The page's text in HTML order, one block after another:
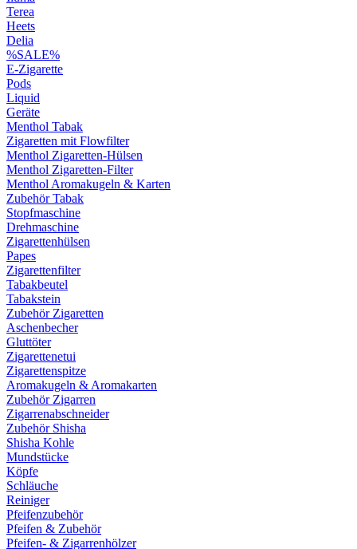
Terea
Heets
Delia
%SALE%
E-Zigarette
Pods
Liquid
Geräte
Menthol Tabak
Zigaretten mit Flowfilter
Menthol Zigaretten-Hülsen
Menthol Zigaretten-Filter
Menthol Aromakugeln & Karten
Zubehör Tabak
Stopfmaschine
Drehmaschine
Zigarettenhülsen
Papes
Zigarettenfilter
Tabakbeutel
Tabakstein
Zubehör Zigaretten
Aschenbecher
Gluttöter
Zigarettenetui
Zigarettenspitze
Aromakugeln & Aromakarten
Zubehör Zigarren
Zigarrenabschneider
Zubehör Shisha
Shisha Kohle
Mundstücke
Köpfe
Schläuche
Reiniger
Pfeifenzubehör
Pfeifen & Zubehör
Pfeifen- & Zigarrenhölzer